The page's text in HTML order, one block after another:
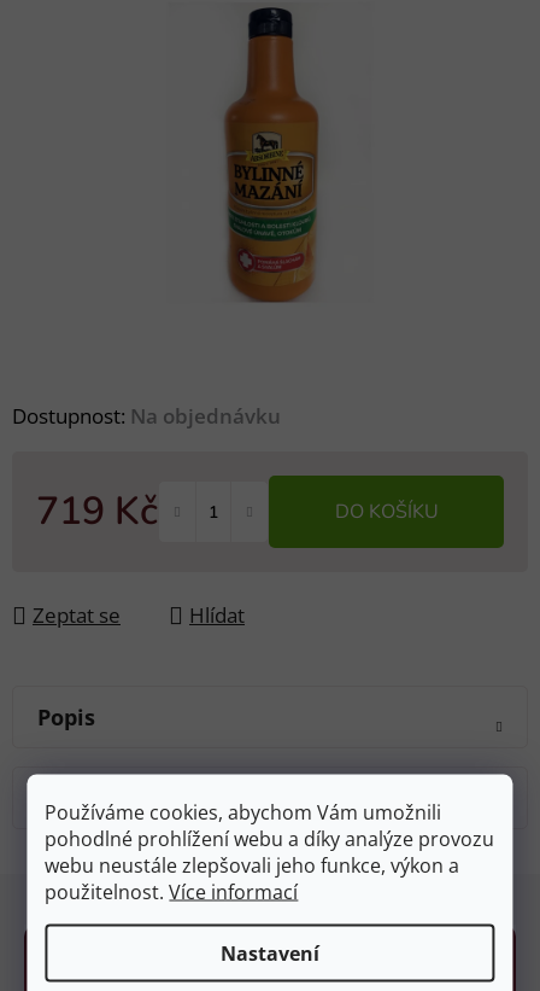
Používáme cookies, abychom Vám umožnili
pohodlné prohlížení webu a díky analýze provozu
webu neustále zlepšovali jeho funkce, výkon a
použitelnost.Více informací
Nastavení
Dostupnost: Na objednávku
719 Kč DO KOŠÍKU
Zeptat se Hlídat
Popis
Diskuze